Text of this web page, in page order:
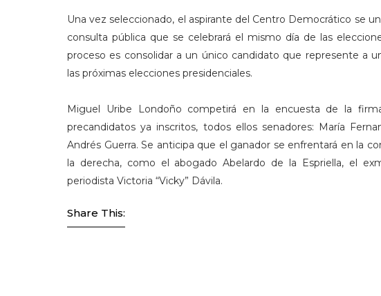
Una vez seleccionado, el aspirante del Centro Democrático se
consulta pública que se celebrará el mismo día de las
proceso es consolidar a un único candidato que represente a
las próximas elecciones presidenciales.
Miguel Uribe Londoño competirá en la encuesta de la
precandidatos ya inscritos, todos ellos senadores: María
Andrés Guerra. Se anticipa que el ganador se enfrentará en la
la derecha, como el abogado Abelardo de la Espriella, el
periodista Victoria “Vicky” Dávila.
Share This: